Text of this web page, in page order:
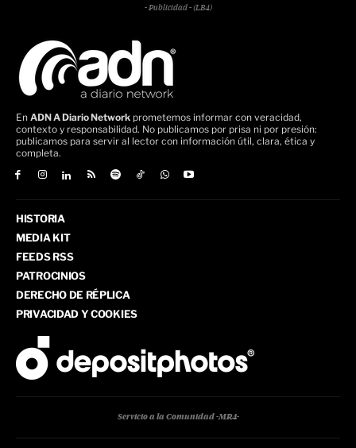
- Publicidad - (LB4)
En ADN A Diario Network prometemos informar con veracidad,
contexto y responsabilidad. No publicamos por prisa ni por presión:
publicamos para servir al lector con información útil, clara, ética y
completa.
HISTORIA
MEDIA KIT
FEEDS RSS
PATROCINIOS
DERECHO DE RÉPLICA
PRIVACIDAD Y COOKIES
Servicio a la Comunidad -MR4-